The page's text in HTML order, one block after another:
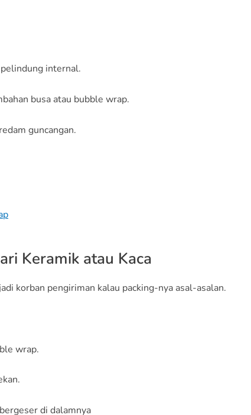
internal.
busa atau bubble wrap.
guncangan.
Keramik atau Kaca
korban pengiriman kalau packing-nya asal-asalan.
wrap.
di dalamnya